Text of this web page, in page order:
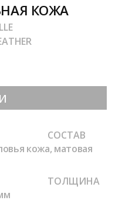
КОЖА
СОСТАВ
кожа, матовая
ТОЛЩИНА